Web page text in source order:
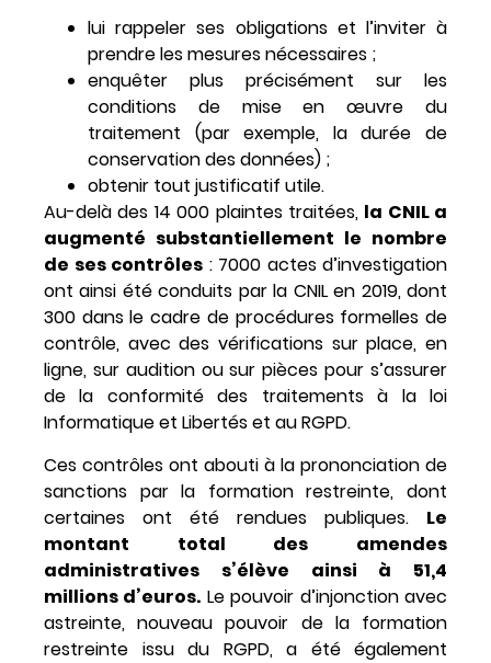
lui rappeler ses obligations et l’inviter à
prendre les mesures nécessaires ;
enquêter plus précisément sur les
conditions de mise en œuvre du
traitement (par exemple, la durée de
conservation des données) ;
obtenir tout justificatif utile.
Au-delà des 14 000 plaintes traitées, la CNIL a
augmenté substantiellement le nombre
de ses contrôles : 7000 actes d’investigation
ont ainsi été conduits par la CNIL en 2019, dont
300 dans le cadre de procédures formelles de
contrôle, avec des vérifications sur place, en
ligne, sur audition ou sur pièces pour s’assurer
de la conformité des traitements à la loi
Informatique et Libertés et au RGPD.
Ces contrôles ont abouti à la prononciation de
sanctions par la formation restreinte, dont
certaines ont été rendues publiques. Le
montant total des amendes
administratives s’élève ainsi à 51,4
millions d’euros. Le pouvoir d’injonction avec
astreinte, nouveau pouvoir de la formation
restreinte issu du RGPD, a été également